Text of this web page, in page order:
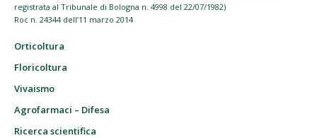
registrata al Tribunale di Bologna n. 4998 del 22/07/1982)
Roc n. 24344 dell’11 marzo 2014
Orticoltura
Floricoltura
Vivaismo
Agrofarmaci – Difesa
Ricerca scientifica